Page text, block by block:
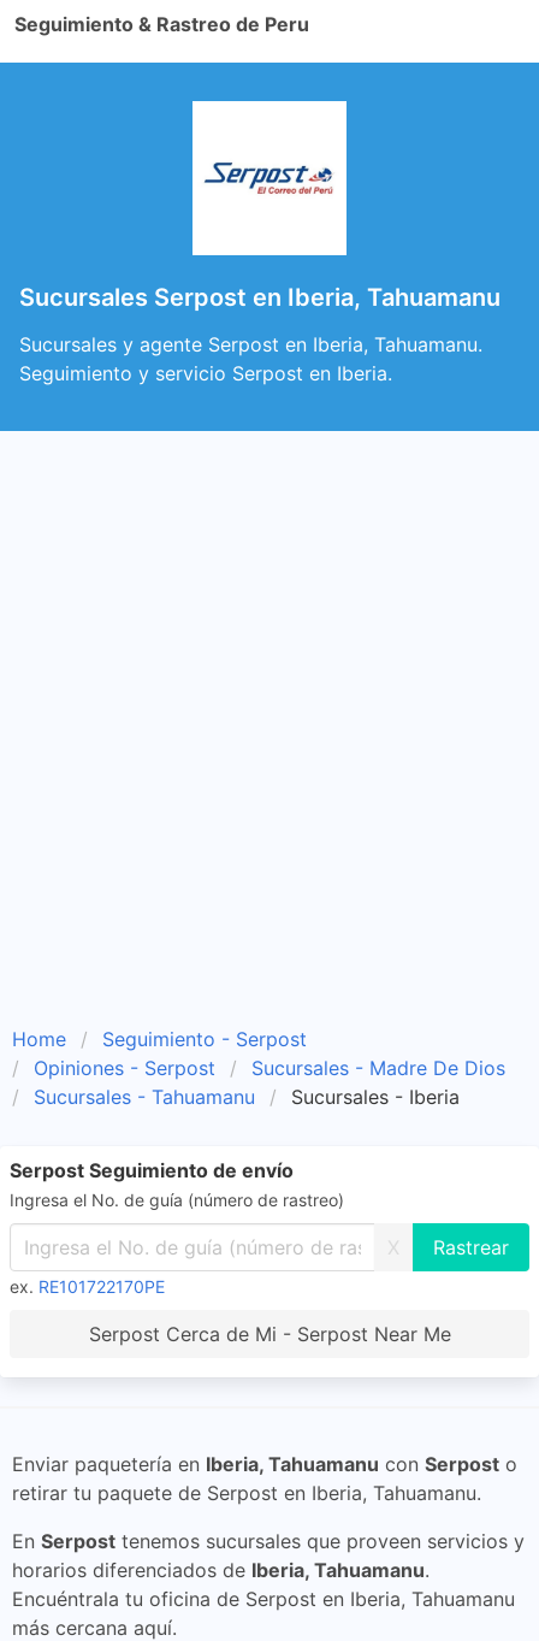
Seguimiento & Rastreo de Peru
Sucursales Serpost en Iberia, Tahuamanu
Sucursales y agente Serpost en Iberia, Tahuamanu.
Seguimiento y servicio Serpost en Iberia.
Home
Seguimiento - Serpost
Opiniones - Serpost
Sucursales - Madre De Dios
Sucursales - Tahuamanu
Sucursales - Iberia
Serpost Seguimiento de envío
Ingresa el No. de guía (número de rastreo)
X
ex. RE101722170PE
Serpost Cerca de Mi - Serpost Near Me
Enviar paquetería en Iberia, Tahuamanu con Serpost o
retirar tu paquete de Serpost en Iberia, Tahuamanu.
En Serpost tenemos sucursales que proveen servicios y
horarios diferenciados de Iberia, Tahuamanu.
Encuéntrala tu oficina de Serpost en Iberia, Tahuamanu
más cercana aquí.